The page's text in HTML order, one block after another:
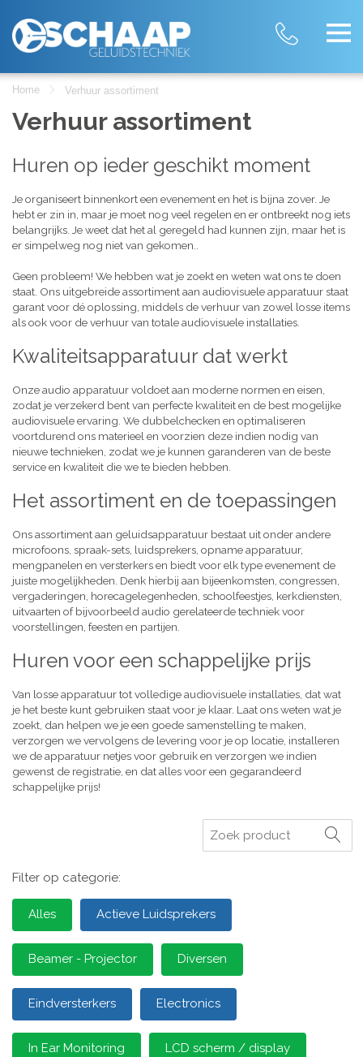
Home Verhuur assortiment
Verhuur assortiment
Huren op ieder geschikt moment
Je organiseert binnenkort een evenement en het is bijna zover. Je
hebt er zin in, maar je moet nog veel regelen en er ontbreekt nog iets
belangrijks. Je weet dat het al geregeld had kunnen zijn, maar het is
er simpelweg nog niet van gekomen..
Geen probleem! We hebben wat je zoekt en weten wat ons te doen
staat. Ons uitgebreide assortiment aan audiovisuele apparatuur staat
garant voor dé oplossing, middels de verhuur van zowel losse items
als ook voor de verhuur van totale audiovisuele installaties.
Kwaliteitsapparatuur dat werkt
Onze audio apparatuur voldoet aan moderne normen en eisen,
zodat je verzekerd bent van perfecte kwaliteit en de best mogelijke
audiovisuele ervaring. We dubbelchecken en optimaliseren
voortdurend ons materieel en voorzien deze indien nodig van
nieuwe technieken, zodat we je kunnen garanderen van de beste
service en kwaliteit die we te bieden hebben.
Het assortiment en de toepassingen
Ons assortiment aan geluidsapparatuur bestaat uit onder andere
microfoons, spraak-sets, luidsprekers, opname apparatuur,
mengpanelen en versterkers en biedt voor elk type evenement de
juiste mogelijkheden. Denk hierbij aan bijeenkomsten, congressen,
vergaderingen, horecagelegenheden, schoolfeestjes, kerkdiensten,
uitvaarten of bijvoorbeeld audio gerelateerde techniek voor
voorstellingen, feesten en partijen.
Huren voor een schappelijke prijs
Van losse apparatuur tot volledige audiovisuele installaties, dat wat
je het beste kunt gebruiken staat voor je klaar. Laat ons weten wat je
zoekt, dan helpen we je een goede samenstelling te maken,
verzorgen we vervolgens de levering voor je op locatie, installeren
we de apparatuur netjes voor gebruik en verzorgen we indien
gewenst de registratie, en dat alles voor een gegarandeerd
schappelijke prijs!
Zoeken
Filter op categorie:
Alles Actieve Luidsprekers
Beamer - Projector Diversen
Eindversterkers Electronics
In Ear Monitoring LCD scherm / display